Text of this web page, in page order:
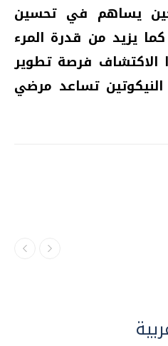
يساهم في تحسين
يزيد من قدرة المرء
الاكتشاف فرصة تطوير
تساعد مرضي